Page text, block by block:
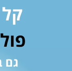
קל
גם